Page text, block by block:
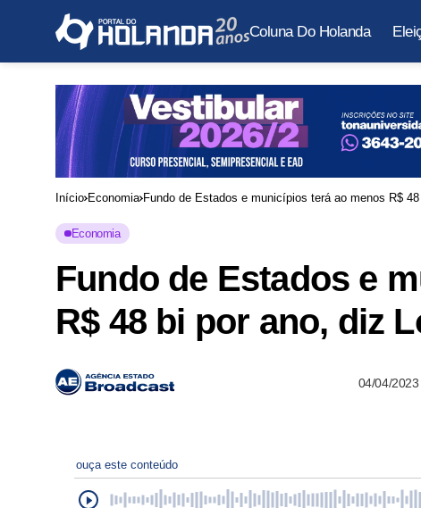
Coluna Do Holanda
Início Economia Fundo de Estados e municípios terá ao menos R$
Economia
Fundo de Estados e
R$ 48 bi por ano, diz
04/04/
ouça este conteúdo